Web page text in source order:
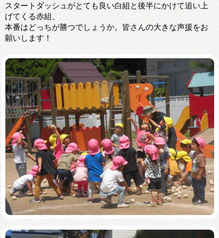
スタートダッシュがとても良い白組と後半にかけて追い上
げてくる赤組、
本番はどっちが勝つでしょうか。皆さんの大きな声援をお
願いします！